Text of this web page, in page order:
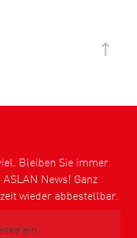
Bleiben Sie immer
News! Ganz
wieder abbestellbar.